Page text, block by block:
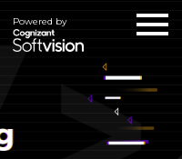
Powered by